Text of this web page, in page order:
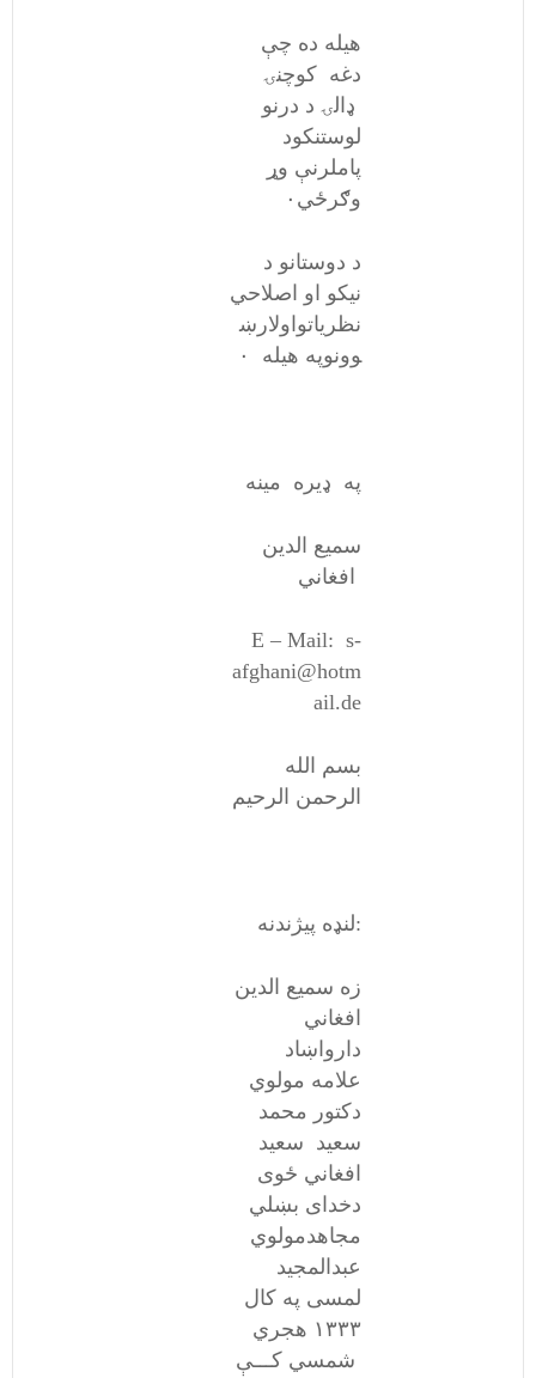
هیله ده چې
دغه کوچنۍ
ډالۍ د درنو
لوستنکود
پاملرنې وړ
وګرځي۰
د دوستانو د
نیکو او اصلاحي
نظریاتواولارښ
وونوپه هیله ۰
په ډیره مینه
سمیع الدین
افغاني
E – Mail: s-
afghani@hotm
ail.de
بسم الله
الرحمن الرحیم
لنډه پیژندنه:
زه سمیع الدین
افغاني
دارواښاد
علامه مولوي
دکتور محمد
سعید سعید
افغاني ځوی
دخدای بښلي
مجاهدمولوي
عبدالمجید
لمسی په کال
۱۳۳۳ هجري
شمسي کـــې